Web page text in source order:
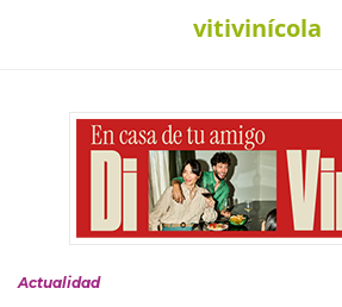
vitivinícola
Actualidad